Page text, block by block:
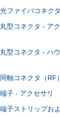
光ファイバコネク
丸型コネクタ - ア
丸型コネクタ - ハ
同軸コネクタ（RF
端子 - アクセサリ
端子ストリップお